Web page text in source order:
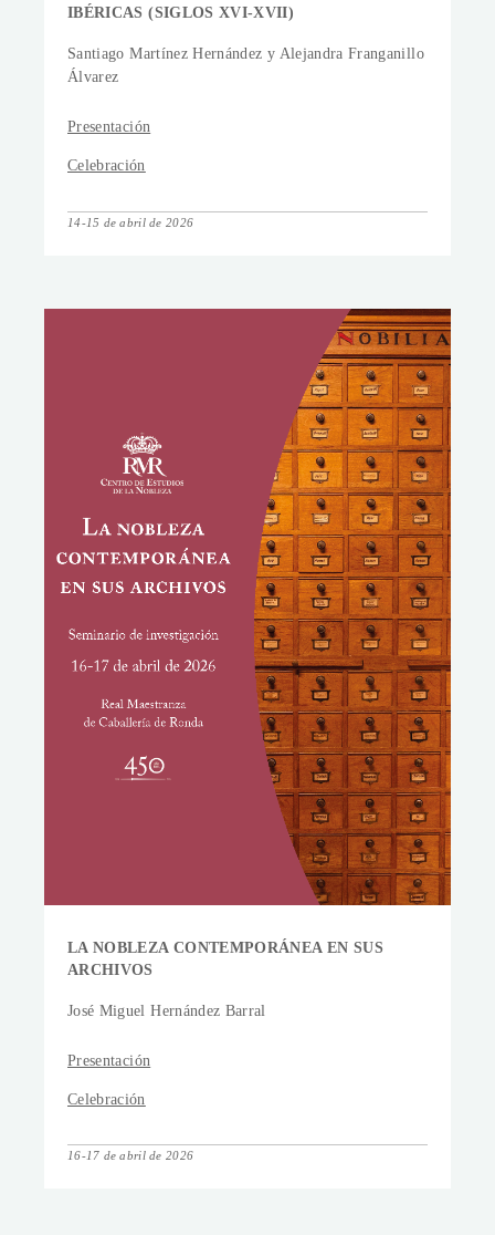
IBÉRICAS (SIGLOS XVI-XVII)
Santiago Martínez Hernández y Alejandra Franganillo
Álvarez
Presentación
Celebración
14-15 de abril de 2026
LA NOBLEZA CONTEMPORÁNEA EN SUS
ARCHIVOS
José Miguel Hernández Barral
Presentación
Celebración
16-17 de abril de 2026